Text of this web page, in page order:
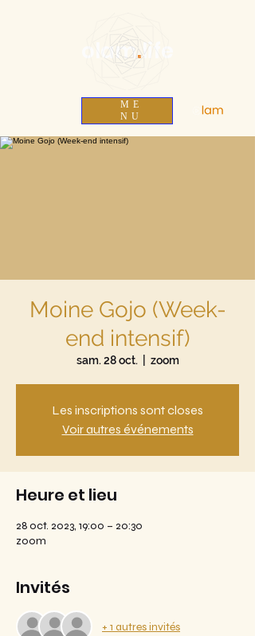
ME
NU
olam.life
Moine Gojo (Week-
end intensif)
sam. 28 oct. zoom
Les inscriptions sont closes
Voir autres événements
Heure et lieu
28 oct. 2023, 19:00 – 20:30
zoom
Invités
+ 1 autres invités